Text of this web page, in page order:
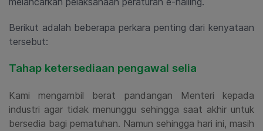
Berikut adalah beberapa perkara penting dari kenyataan
tersebut:
Tahap ketersediaan pengawal selia
Kami mengambil berat pandangan Menteri kepada
industri agar tidak menunggu sehingga saat akhir untuk
bersedia bagi pematuhan. Namun sehingga hari ini, masih